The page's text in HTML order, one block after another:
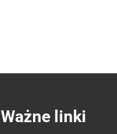
Ważne linki